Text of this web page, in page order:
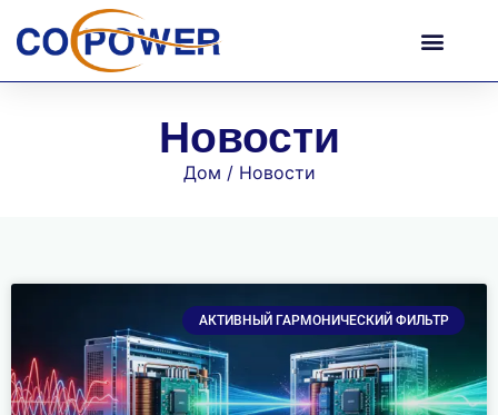
Новости
Дом / Новости
АКТИВНЫЙ ГАРМОНИЧЕСКИЙ ФИЛЬТР